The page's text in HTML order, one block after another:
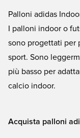
Palloni adidas
I palloni indoor o
sono progettati per
sport. Sono
più basso per
calcio indoor.
Acquista palloni